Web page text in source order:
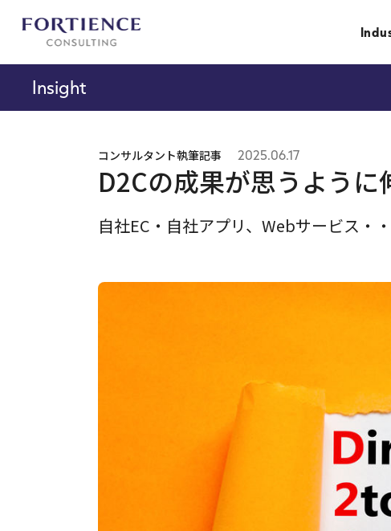
Insight
D2Cの成果が思うよう
自社EC・自社アプリ、Webサービス・
コンサルタント執筆記事
2025.06.17